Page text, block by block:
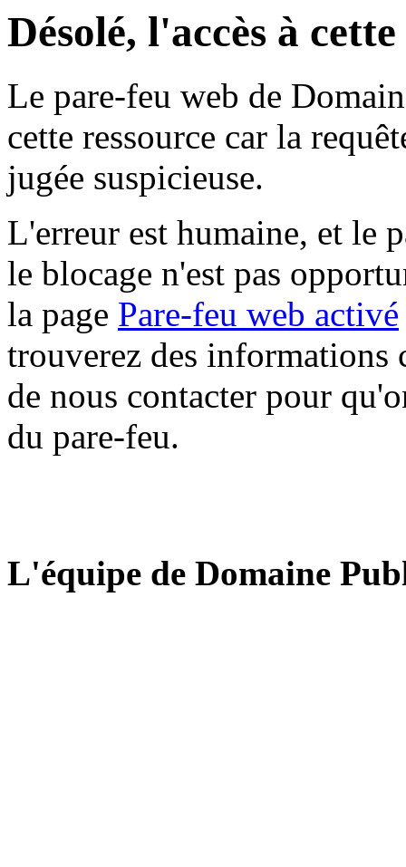
Désolé, l'accès à
Le pare-feu web de
cette ressource car la
jugée suspicieuse.
L'erreur est humaine, et le
le blocage n'est pas
la page Pare-feu web activé
trouverez des informations
de nous contacter pour
du pare-feu.
L'équipe de Domaine